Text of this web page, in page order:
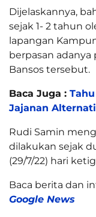
Dijelaskannya,
sejak 1- 2 tahun
lapangan
berpasan adanya
Bansos tersebut.
Baca Juga :
Jajanan
Rudi Samin
dilakukan sejak
(29/7/22) hari
Baca berita dan
Google News